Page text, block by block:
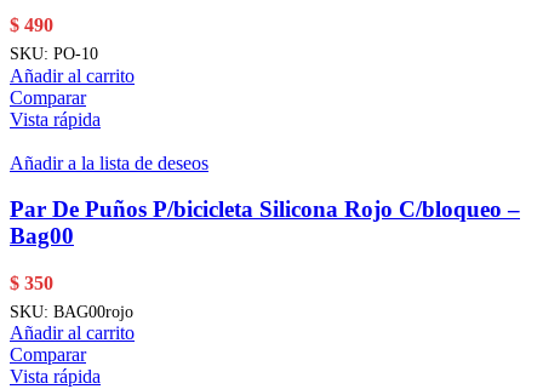
$ 490
SKU: PO-10
Añadir al carrito
Comparar
Vista rápida
Añadir a la lista de deseos
Par De Puños P/bicicleta Silicona Rojo C/bloqueo –
Bag00
$ 350
SKU: BAG00rojo
Añadir al carrito
Comparar
Vista rápida